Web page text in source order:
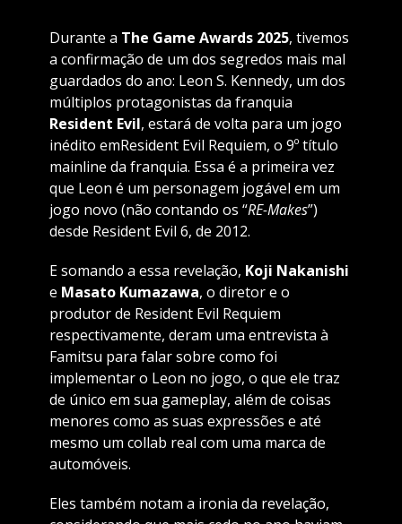
Durante a The Game Awards 2025, tivemos
a confirmação de um dos segredos mais mal
guardados do ano: Leon S. Kennedy, um dos
múltiplos protagonistas da franquia
Resident Evil, estará de volta para um jogo
inédito emResident Evil Requiem, o 9º título
mainline da franquia. Essa é a primeira vez
que Leon é um personagem jogável em um
jogo novo (não contando os “RE-Makes”)
desde Resident Evil 6, de 2012.
E somando a essa revelação, Koji Nakanishi
e Masato Kumazawa, o diretor e o
produtor de Resident Evil Requiem
respectivamente, deram uma entrevista à
Famitsu para falar sobre como foi
implementar o Leon no jogo, o que ele traz
de único em sua gameplay, além de coisas
menores como as suas expressões e até
mesmo um collab real com uma marca de
automóveis.
Eles também notam a ironia da revelação,